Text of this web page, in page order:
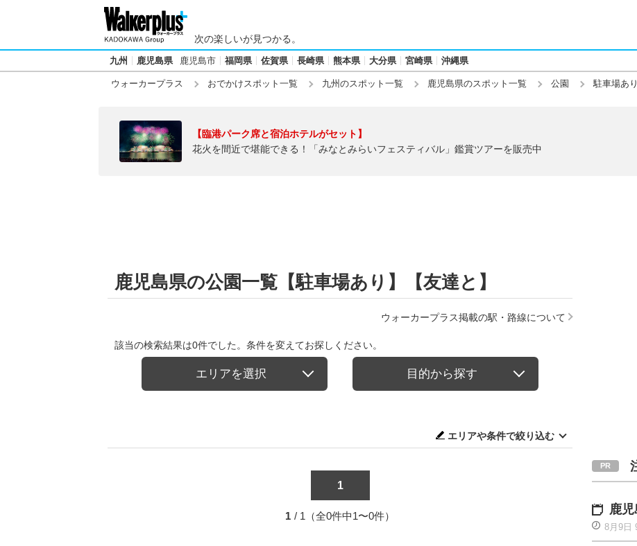
次の楽しいが見つかる。
九州 鹿児島県 鹿児島市 福岡県 佐賀県 長崎県 熊本県 大分県 宮崎県 沖縄県
ウォーカープラス おでかけスポット一覧 九州のスポット一覧 鹿児島県のスポット一覧 公園 駐車場あり
【臨港パーク席と宿泊ホテルがセット】
花火を間近で堪能できる！「みなとみらいフェスティバル」鑑賞ツアーを販売中
鹿児島県の公園一覧【駐車場あり】【友達と】
ウォーカープラス掲載の駅・路線について
該当の検索結果は0件でした。条件を変えてお探しください。
エリアを選択 目的から探す
エリアや条件で絞り込む
1
1 / 1（全0件中1〜0件） 鹿
8月9日